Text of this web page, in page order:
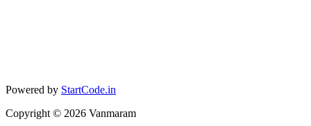
Powered by StartCode.in
Copyright © 2026 Vanmaram